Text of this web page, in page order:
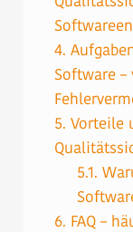
4.
Software –
5. Vorteile
5.1.
6. FAQ –